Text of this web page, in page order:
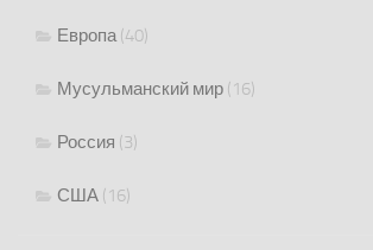
Европа(40)
Мусульманский мир (16)
Россия (3)
США (16)